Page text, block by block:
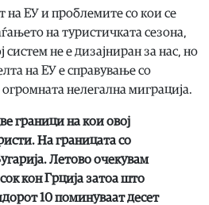
на ЕУ и проблемите со кои се
на туристичката сезона,
систем не е дизајниран за нас, но
на ЕУ е справување со
нелегална миграција.
граници на кои овој
На границата со
Летово очекувам
кон Грција затоа што
10 поминуваат десет